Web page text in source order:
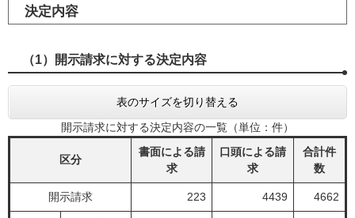
決定内容
（1）開示請求に対する決定内容
表のサイズを切り替える
開示請求に対する決定内容の一覧（単位：件）
区分
書面による請
求
口頭による請
求
合計件
数
開示請求 223 4439 4662